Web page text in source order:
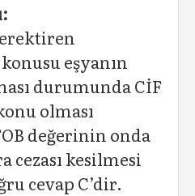
eşyanın
durumunda CİF
olması
değerinin onda
cezası kesilmesi
cevap C’dir.